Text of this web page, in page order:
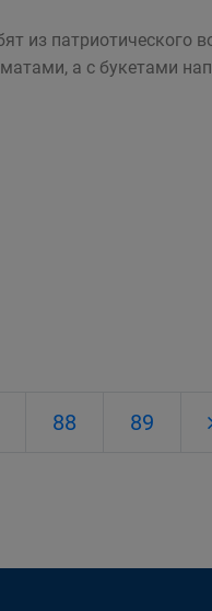
из патриотического
а с букетами
88 89